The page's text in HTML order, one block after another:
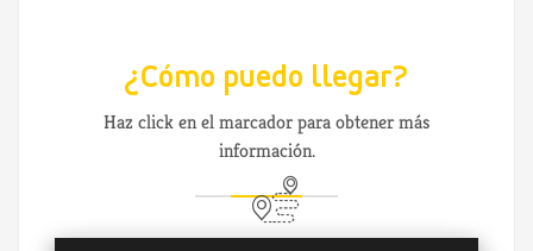
¿Cómo puedo llegar?
Haz click en el marcador para obtener más
información.